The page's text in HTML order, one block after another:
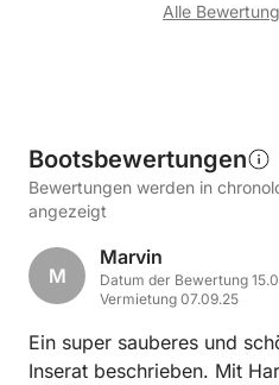
Alle
Bootsbewertungen
Bewertungen werden in
angezeigt
M
Marvin
Datum der Bewertung
Vermietung 07.09.25
Ein super sauberes und
Inserat beschrieben. Mit